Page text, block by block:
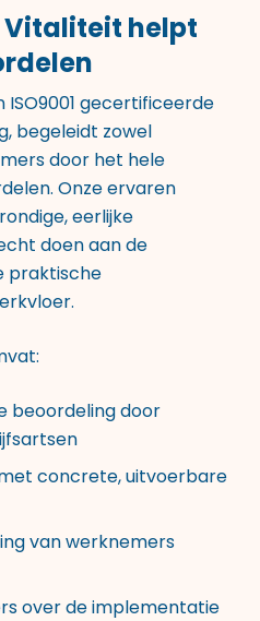
Vitaliteit helpt
ISO9001 gecertificeerde
begeleidt zowel
door het hele
Onze ervaren
eerlijke
doen aan de
praktische
beoordeling door
concrete, uitvoerbare
van werknemers
over de implementatie